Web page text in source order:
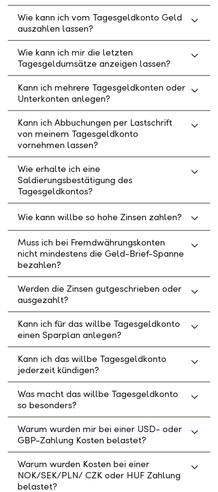
Wie kann ich vom Tagesgeldkonto Geld
auszahlen lassen?
Wie kann ich mir die letzten
Tagesgeldumsätze anzeigen lassen?
Kann ich mehrere Tagesgeldkonten oder
Unterkonten anlegen?
Kann ich Abbuchungen per Lastschrift
von meinem Tagesgeldkonto
vornehmen lassen?
Wie erhalte ich eine
Saldierungsbestätigung des
Tagesgeldkontos?
Wie kann willbe so hohe Zinsen zahlen?
Muss ich bei Fremdwährungskonten
nicht mindestens die Geld-Brief-Spanne
bezahlen?
Werden die Zinsen gutgeschrieben oder
ausgezahlt?
Kann ich für das willbe Tagesgeldkonto
einen Sparplan anlegen?
Kann ich das willbe Tagesgeldkonto
jederzeit kündigen?
Was macht das willbe Tagesgeldkonto
so besonders?
Warum wurden mir bei einer USD- oder
GBP-Zahlung Kosten belastet?
Warum wurden Kosten bei einer
NOK/SEK/PLN/ CZK oder HUF Zahlung
belastet?